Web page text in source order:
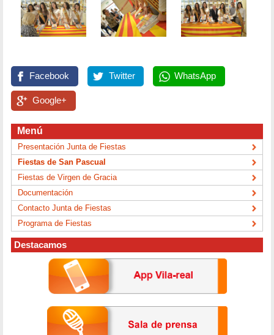
Facebook Twitter WhatsApp
Google+
Menú
Presentación Junta de Fiestas
Fiestas de San Pascual
Fiestas de Virgen de Gracia
Documentación
Contacto Junta de Fiestas
Programa de Fiestas
Destacamos